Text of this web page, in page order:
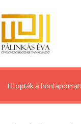
Ellopták a honlapomat!